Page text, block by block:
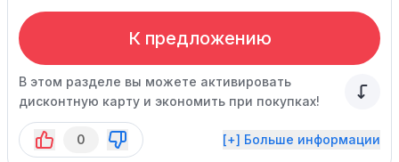
К предложению
В этом разделе вы можете активировать
дисконтную карту и экономить при покупках!
0 [+] Больше информации